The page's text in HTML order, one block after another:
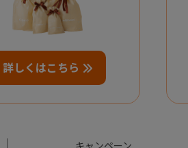
詳しくはこちら
キャンペーン